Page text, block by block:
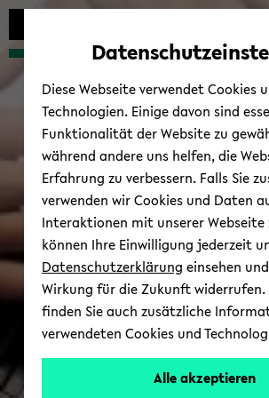
vermeiden
skip
main
skip
main
skip
footer
Diese Webseite verwendet Cookies
Technologien. Einige davon sind
Funktionalität der Website zu
während andere uns helfen, die
Erfahrung zu verbessern. Falls Sie
verwenden wir Cookies und Daten
Interaktionen mit unserer Webseite
können Ihre Einwilligung jederzeit
Datenschutzerklärung einsehen
Wirkung für die Zukunft widerrufen.
finden Sie auch zusätzliche
verwendeten Cookies und
Alle akzeptieren